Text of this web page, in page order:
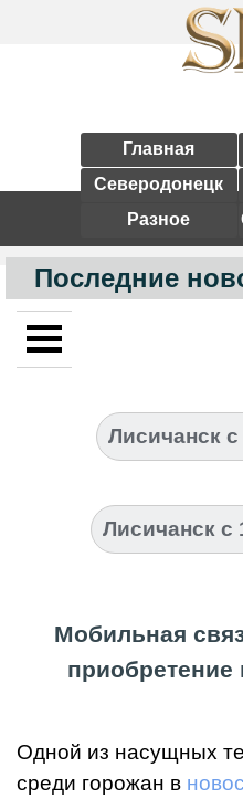
Главная
Северодонецк
Разное
Последние
Лисичанск
Лисичанск с
Мобильная
приобретение
Одной из насущных
среди горожан в